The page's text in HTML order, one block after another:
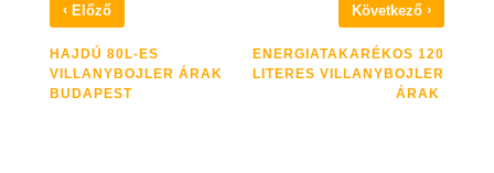
‹Előző
HAJDÚ 80L-ES
VILLANYBOJLER ÁRAK
BUDAPEST
Következő›
ENERGIATAKARÉKOS 120
LITERES VILLANYBOJLER
ÁRAK